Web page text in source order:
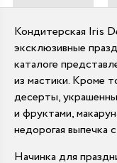
Кондитерская Iris
эксклюзивные
каталоге
из мастики. Кроме
десерты,
и фруктами,
недорогая выпечка
Начинка для